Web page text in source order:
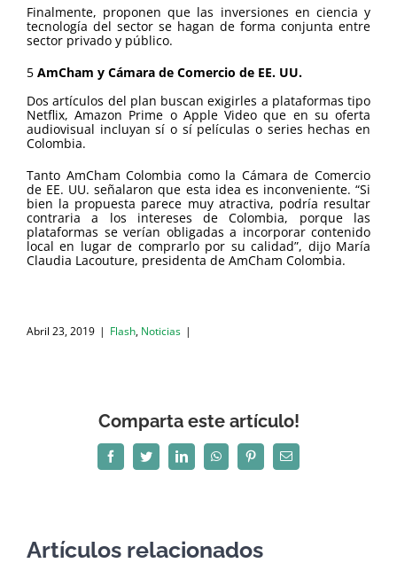
Finalmente, proponen que las inversiones en ciencia y
tecnología del sector se hagan de forma conjunta entre
sector privado y público.
5 AmCham y Cámara de Comercio de EE. UU.
Dos artículos del plan buscan exigirles a plataformas tipo
Netflix, Amazon Prime o Apple Video que en su oferta
audiovisual incluyan sí o sí películas o series hechas en
Colombia.
Tanto AmCham Colombia como la Cámara de Comercio
de EE. UU. señalaron que esta idea es inconveniente. “Si
bien la propuesta parece muy atractiva, podría resultar
contraria a los intereses de Colombia, porque las
plataformas se verían obligadas a incorporar contenido
local en lugar de comprarlo por su calidad”, dijo María
Claudia Lacouture, presidenta de AmCham Colombia.
Abril 23, 2019 | Flash, Noticias |
Comparta este artículo!
FacebookTwitterLinkedInWhatsAppPinterestCorreo
electrónico
Artículos relacionados